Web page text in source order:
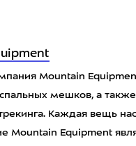
Mountain
мешков, а
Каждая вещь
Mountain Equipment